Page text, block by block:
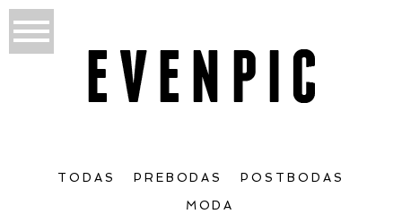
TODAS PREBODAS POSTBODAS
MODA